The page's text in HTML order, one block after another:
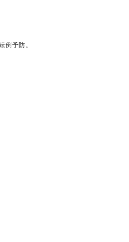
倒予防。